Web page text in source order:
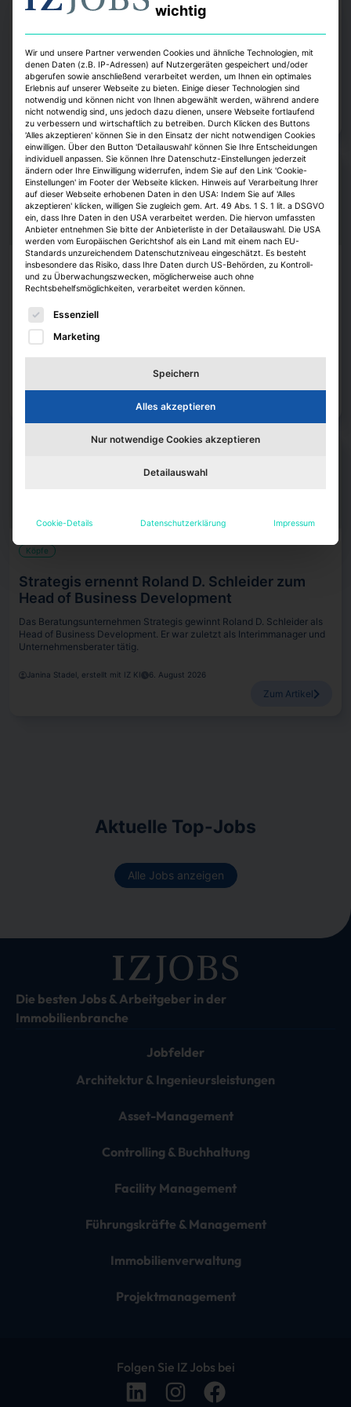
Umbauagentur
Umbauagentur der Landeshauptstadt leiten. Das bestätigte Münchens
Oberbürgermeister Dominik Krause.
Alexander Heintze 7. August 2026
Zum Artikel
Köpfe
Bettina Meckel löst bei JLL Alexandra
Meyder-Cyrus ab
JLL hat Bettina Meckel zur Leiterin des Asset-Managements ernannt.
Köpfe
Strategis ernennt Roland D. Schleider zum
Head of Business Development
Das Beratungsunternehmen Strategis gewinnt Roland D. Schleider als
Head of Business Development. Er war zuletzt als Interimmanager und
Unternehmensberater tätig.
Janina Stadel, erstellt mit IZ KI 6. August 2026
Zum Artikel
Aktuelle Top-Jobs
Alle Jobs anzeigen
Die besten Jobs & Arbeitgeber in der
Immobilienbranche
Jobfelder
Architektur & Ingenieursleistungen
Asset-Management
Controlling & Buchhaltung
Facility Management
Führungskräfte & Management
Immobilienverwaltung
Projektmanagement
Folgen Sie IZ Jobs bei
wichtig
Wir und unsere Partner verwenden Cookies und ähnliche Technologien, mit
denen Daten (z.B. IP-Adressen) auf Nutzergeräten gespeichert und/oder
abgerufen sowie anschließend verarbeitet werden, um Ihnen ein optimales
Erlebnis auf unserer Webseite zu bieten. Einige dieser Technologien sind
notwendig und können nicht von Ihnen abgewählt werden, während andere
nicht notwendig sind, uns jedoch dazu dienen, unsere Webseite fortlaufend
zu verbessern und wirtschaftlich zu betreiben. Durch Klicken des Buttons
'Alles akzeptieren' können Sie in den Einsatz der nicht notwendigen Cookies
einwilligen. Über den Button 'Detailauswahl' können Sie Ihre Entscheidungen
individuell anpassen. Sie können Ihre Datenschutz-Einstellungen jederzeit
ändern oder Ihre Einwilligung widerrufen, indem Sie auf den Link 'Cookie-
Einstellungen' im Footer der Webseite klicken. Hinweis auf Verarbeitung Ihrer
auf dieser Webseite erhobenen Daten in den USA: Indem Sie auf 'Alles
akzeptieren' klicken, willigen Sie zugleich gem. Art. 49 Abs. 1 S. 1 lit. a DSGVO
ein, dass Ihre Daten in den USA verarbeitet werden. Die hiervon umfassten
Anbieter entnehmen Sie bitte der Anbieterliste in der Detailauswahl. Die USA
werden vom Europäischen Gerichtshof als ein Land mit einem nach EU-
Standards unzureichendem Datenschutzniveau eingeschätzt. Es besteht
insbesondere das Risiko, dass Ihre Daten durch US-Behörden, zu Kontroll-
und zu Überwachungszwecken, möglicherweise auch ohne
Rechtsbehelfsmöglichkeiten, verarbeitet werden können.
Es folgt eine Liste der Service-Gruppen, für die eine
Essenziell
Marketing
Speichern
Alles akzeptieren
Nur notwendige Cookies akzeptieren
Detailauswahl
Cookie-Details Datenschutzerklärung Impressum